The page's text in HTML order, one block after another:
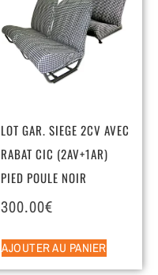
LOT GAR. SIEGE 2CV AVEC
RABAT CIC (2AV+1AR)
PIED POULE NOIR
300.00€
AJOUTER AU PANIER